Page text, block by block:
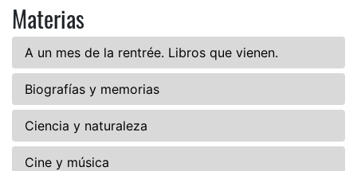
Materias
A un mes de la rentrée. Libros que vienen.
Biografías y memorias
Ciencia y naturaleza
Cine y música